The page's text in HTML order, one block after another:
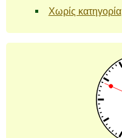
Χωρίς κατηγορία